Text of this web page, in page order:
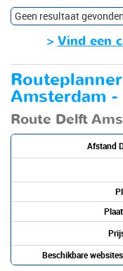
Geen resultaat gevonden
> Vind een
Amsterdam
Route Delft
Afstand
Beschikbare